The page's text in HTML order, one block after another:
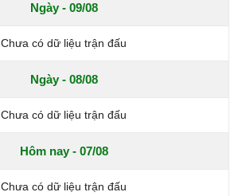
Ngày - 09/08
Chưa có dữ liệu trận đấu
Ngày - 08/08
Chưa có dữ liệu trận đấu
Hôm nay - 07/08
Chưa có dữ liệu trận đấu